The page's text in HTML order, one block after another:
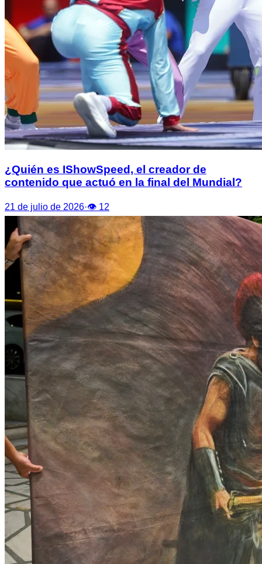
¿Quién es IShowSpeed, el creador de
contenido que actuó en la final del Mundial?
21 de julio de 2026·👁 12